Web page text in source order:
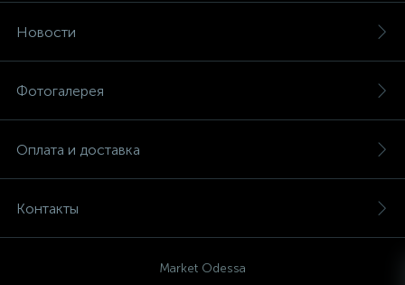
Новости
Фотогалерея
Оплата и доставка
Контакты
Market Odessa